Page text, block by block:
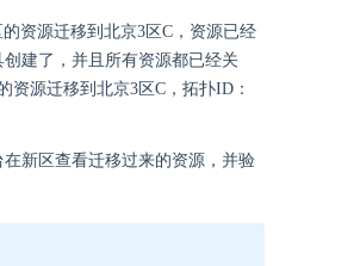
资源迁移到北京3区C，资源已经
建了，并且所有资源都已经关
资源迁移到北京3区C，拓扑ID：
新区查看迁移过来的资源，并验